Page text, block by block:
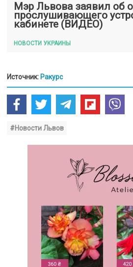
Мэр Львова заявил об
прослушивающего
кабинете (ВИДЕО)
НОВОСТИ УКРАИНЫ
Источник: Ракурс
#Новости Львов